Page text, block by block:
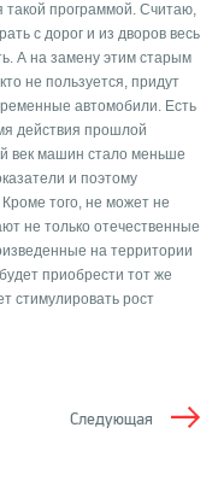
такой программой. Считаю,
с дорог и из дворов весь
А на замену этим старым
не пользуется, придут
автомобили. Есть
действия прошлой
век машин стало меньше
и поэтому
того, не может не
не только отечественные
на территории
приобрести тот же
стимулировать рост
Следующая